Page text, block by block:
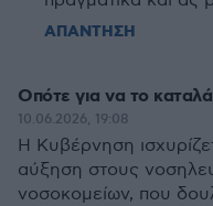
ΑΠΑΝΤΗΣΗ
Οπότε για να το
10.06.2026, 19:08
Η Κυβέρνηση
αύξηση στους
νοσοκομείων, που